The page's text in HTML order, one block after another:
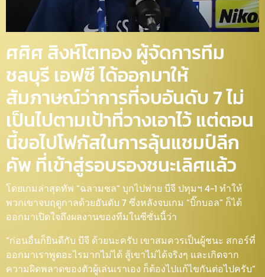
ศศิศ สิงห์โตทอง ผู้จัดการทีม
ชลบุรี เอฟซี ได้ออกมาให้
สัมภาษณ์ว่าการที่จบอันดับ 7 ไม่
เป็นไปตามเป้าที่วางเอาไว้ แต่ตอน
นี้ขอไปโฟกัสในการลุ้นแชมป์ลีก
คัพ ที่เข้าสู่รอบรองชนะเลิศแล้ว
โดยเกมล่าสุดทัพ “ฉลามชล” บุกไปพ่าย บีจี ปทุมฯ 4-1 ทำให้
พวกเขาจบฤดูกาลด้วยอันดับ 7 ซึ่งหลังจบเกม “บิ๊กบอล” ก็ได้
ออกมาเปิดใจถึงผลงานของทีมในซีซั่นนี้ว่า
“ก่อนอื่นก็ยินดีกับ บีจี ด้วยนะครับ เขาสมควรเป็นผู้ชนะ สกอร์ที่
ออกมาเราพูดอะไรมากไม่ได้ สู้เขาไม่ได้จริงๆ และเกิดจาก
ความผิดพลาดของตัวผู้เล่นเราเอง ก็ต้องไปแก้ไขกันต่อไปครับ”